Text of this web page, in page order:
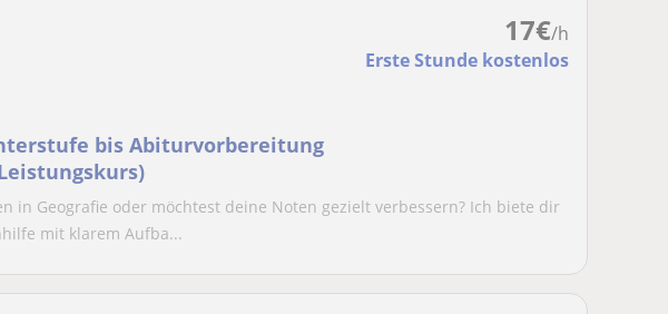
17€/h
Erste Stunde kostenlos
bis Abiturvorbereitung
in Geografie oder möchtest deine Noten gezielt verbessern? Ich biete dir
mit klarem Aufba...